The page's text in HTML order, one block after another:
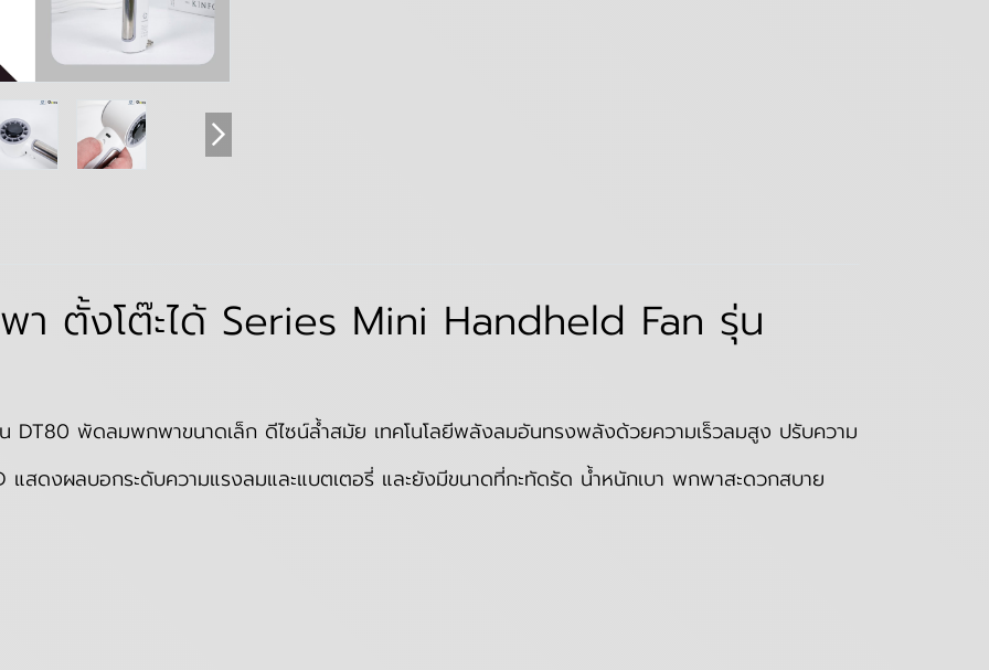
ตั้งโต๊ะได้ Series Mini Handheld Fan รุ่น
พัดลมพกพาขนาดเล็ก ดีไซน์ล้ำสมัย เทคโนโลยีพลังลมอันทรงพลังด้วยความเร็วลมสูง ปรับความ
สดงผลบอกระดับความแรงลมและแบตเตอรี่ และยังมีขนาดที่กะทัดรัด น้ำหนักเบา พกพาสะดวกสบาย